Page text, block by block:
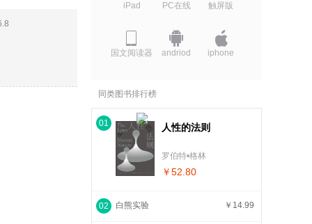
态度和行动来加
iPad PC在线 触屏版
国文阅读器 andriod iphone
同类图书排行榜
01 人性的法则
罗伯特•格林
￥52.80
02 白熊实验 ￥14.99